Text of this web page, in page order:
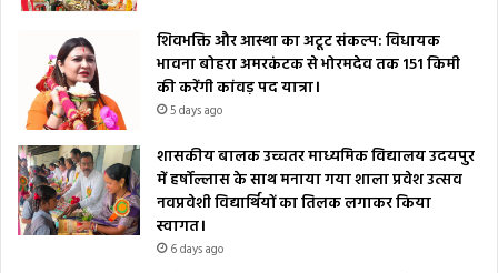
शिवभक्ति और आस्था का अटूट संकल्प: विधायक
भावना बोहरा अमरकंटक से भोरमदेव तक 151 किमी
की करेंगी कांवड़ पद यात्रा।
5 days ago
शासकीय बालक उच्चतर माध्यमिक विद्यालय उदयपुर
में हर्षोल्लास के साथ मनाया गया शाला प्रवेश उत्सव
नवप्रवेशी विद्यार्थियों का तिलक लगाकर किया
स्वागत।
6 days ago